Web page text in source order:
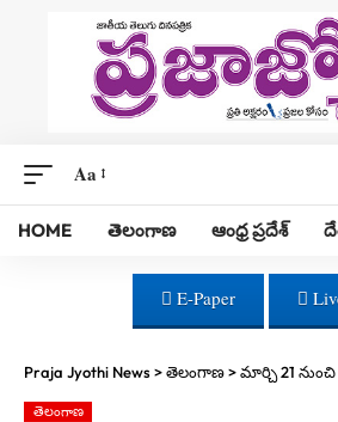
Aa
HOME తెలంగాణ ఆంధ్ర ప్రదేశ్
E-Paper
Praja Jyothi News>తెలంగాణ>మార్చి 21 నుంచి పదో
తెలంగాణ